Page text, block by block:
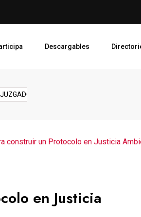
PJEDOMEX SE INTEGRA A
Descargables
LIBRE PARA PREVENIR,...
Tech
construir un Protocolo en Justicia
en Justicia